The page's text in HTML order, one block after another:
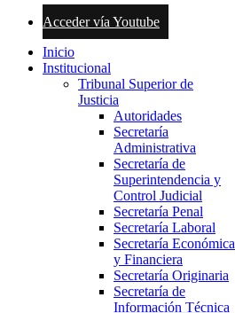
Acceder vía Youtube
Inicio
Institucional
Tribunal Superior de
Justicia
Autoridades
Secretaría
Administrativa
Secretaría de
Superintendencia y
Control Judicial
Secretaría Penal
Secretaría Laboral
Secretaría Económica
y Financiera
Secretaría Originaria
Secretaría de
Información Técnica